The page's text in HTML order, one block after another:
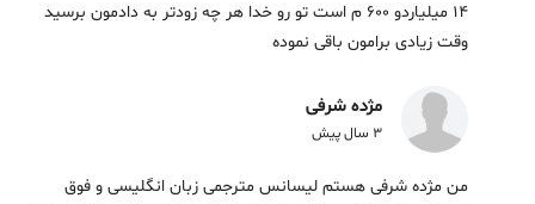
14 میلیاردو 600 م است تو رو خدا هر چه زودتر به دادمون برسید
وقت زیادی برامون باقی نموده
مژده شرفی
3 سال پیش
من مژده شرفی هستم لیسانس مترجمی زبان انگلیسی و فوق